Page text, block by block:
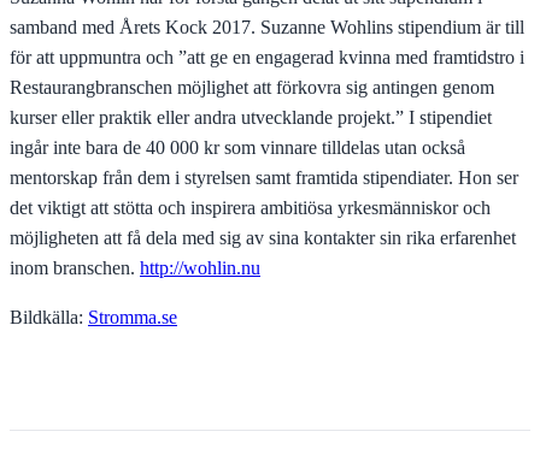
samband med Årets Kock 2017. Suzanne Wohlins stipendium är till
för att uppmuntra och ”att ge en engagerad kvinna med framtidstro i
Restaurangbranschen möjlighet att förkovra sig antingen genom
kurser eller praktik eller andra utvecklande projekt.” I stipendiet
ingår inte bara de 40 000 kr som vinnare tilldelas utan också
mentorskap från dem i styrelsen samt framtida stipendiater. Hon ser
det viktigt att stötta och inspirera ambitiösa yrkesmänniskor och
möjligheten att få dela med sig av sina kontakter sin rika erfarenhet
inom branschen. http://wohlin.nu
Bildkälla: Stromma.se